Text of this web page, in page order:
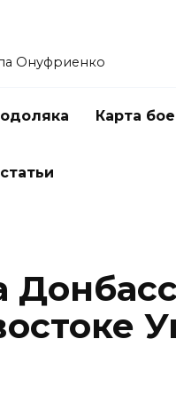
Онуфриенко
Карта